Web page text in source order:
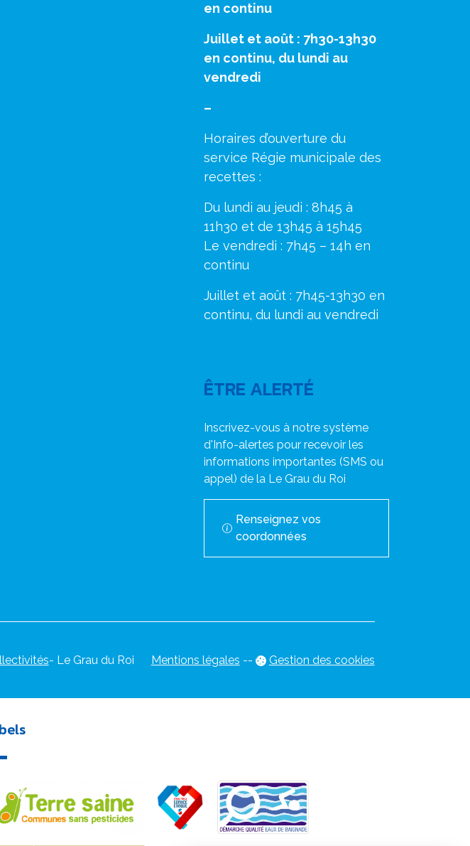
en continu
Juillet et août : 7h30-13h30
en continu, du lundi au
vendredi
–
Horaires d’ouverture du
service Régie municipale des
recettes :
Du lundi au jeudi : 8h45 à
11h30 et de 13h45 à 15h45
Le vendredi : 7h45 – 14h en
continu
Juillet et août : 7h45-13h30 en
continu, du lundi au vendredi
ÊTRE ALERTÉ
Inscrivez-vous à notre système
d'Info-alertes pour recevoir les
informations importantes (SMS ou
appel) de la Le Grau du Roi
Renseignez vos
coordonnées
- Le Grau du Roi Mentions légales -- Gestion des cookies